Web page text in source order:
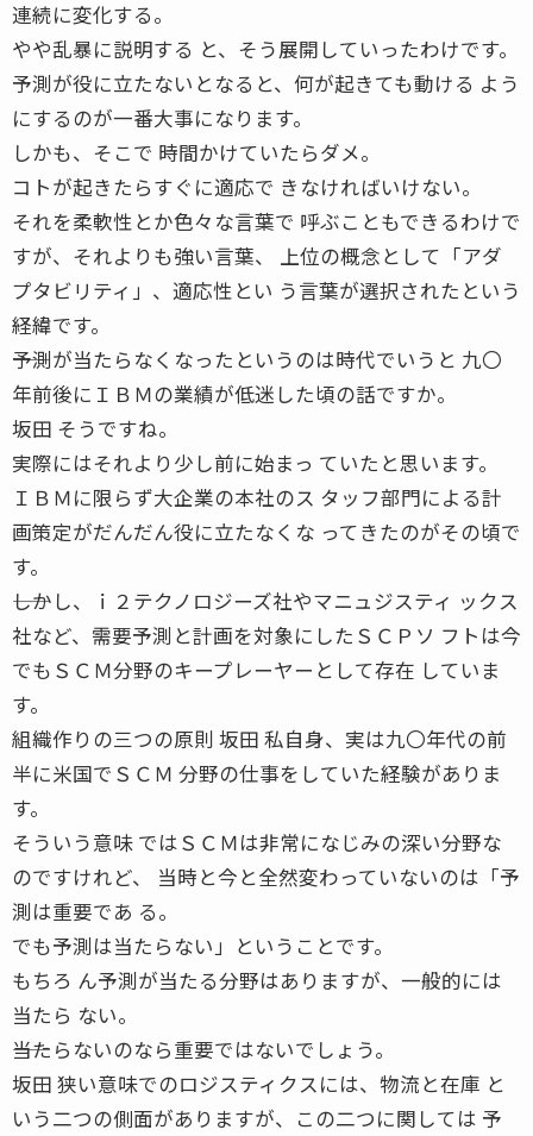
連続に変化する。
やや乱暴に説明する と、そう展開していったわけです。
予測が役に立たないとなると、何が起きても動ける よう
にするのが一番大事になります。
しかも、そこで 時間かけていたらダメ。
コトが起きたらすぐに適応で きなければいけない。
それを柔軟性とか色々な言葉で 呼ぶこともできるわけで
すが、それよりも強い言葉、 上位の概念として「アダ
プタビリティ」、適応性とい う言葉が選択されたという
経緯です。
――予測が当たらなくなったというのは時代でいうと 九〇
年前後にＩＢＭの業績が低迷した頃の話ですか。
坂田 そうですね。
実際にはそれより少し前に始まっ ていたと思います。
ＩＢＭに限らず大企業の本社のス タッフ部門による計
画策定がだんだん役に立たなくな ってきたのがその頃で
す。
――しかし、ｉ２テクノロジーズ社やマニュジスティ ックス
社など、需要予測と計画を対象にしたＳＣＰソ フトは今
でもＳＣＭ分野のキープレーヤーとして存在 していま
す。
組織作りの三つの原則 坂田 私自身、実は九〇年代の前
半に米国でＳＣＭ 分野の仕事をしていた経験がありま
す。
そういう意味 ではＳＣＭは非常になじみの深い分野な
のですけれど、 当時と今と全然変わっていないのは「予
測は重要であ る。
でも予測は当たらない」ということです。
もちろ ん予測が当たる分野はありますが、一般的には
当たら ない。
――当たらないのなら重要ではないでしょう。
坂田 狭い意味でのロジスティクスには、物流と在庫 と
いう二つの側面がありますが、この二つに関しては 予